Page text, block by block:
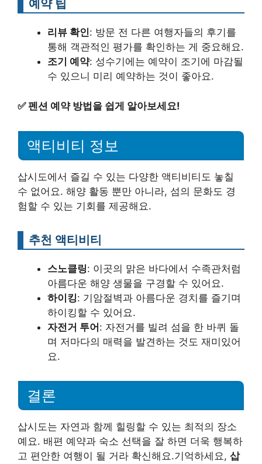
예약 팁
리뷰 확인: 방문 전 다른 여행자들의 후기를
통해 객관적인 평가를 확인하는 게 중요해요.
조기 예약: 성수기에는 예약이 조기에 마감될
수 있으니 미리 예약하는 것이 좋아요.
✅ 펜션 예약 방법을 쉽게 알아보세요!
액티비티 정보
삽시도에서 즐길 수 있는 다양한 액티비티도 놓칠
수 없어요. 해양 활동 뿐만 아니라, 섬의 문화도 경
험할 수 있는 기회를 제공해요.
추천 액티비티
스노클링: 이곳의 맑은 바다에서 수족관처럼
아름다운 해양 생물을 구경할 수 있어요.
하이킹: 기암절벽과 아름다운 경치를 즐기며
하이킹할 수 있어요.
자전거 투어: 자전거를 빌려 섬을 한 바퀴 돌
며 저마다의 매력을 발견하는 것도 재미있어
요.
결론
삽시도는 자연과 함께 힐링할 수 있는 최적의 장소
예요. 배편 예약과 숙소 선택을 잘 하면 더욱 행복하
고 편안한 여행이 될 거라 확신해요.기억하세요, 삽